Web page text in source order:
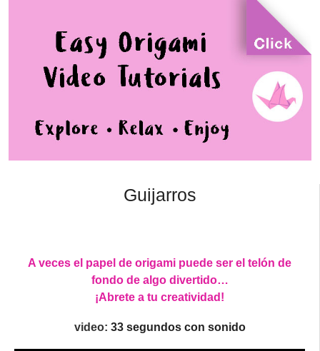
Guijarros
A veces el papel de origami puede ser el telón de
fondo de algo divertido…
¡Abrete a tu creatividad!
video: 33 segundos con sonido